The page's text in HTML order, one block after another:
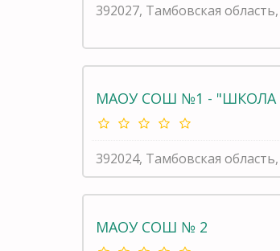
392027, Тамбовская
МАОУ СОШ №1 - "ШКОЛА
392024, Тамбовская
МАОУ СОШ № 2